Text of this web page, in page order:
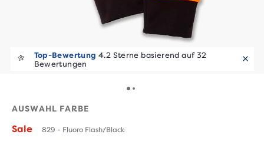
Top-Bewertung 4.2 Sterne basierend auf 32
Bewertungen
AUSWAHL FARBE
Sale 829 - Fluoro Flash/Black